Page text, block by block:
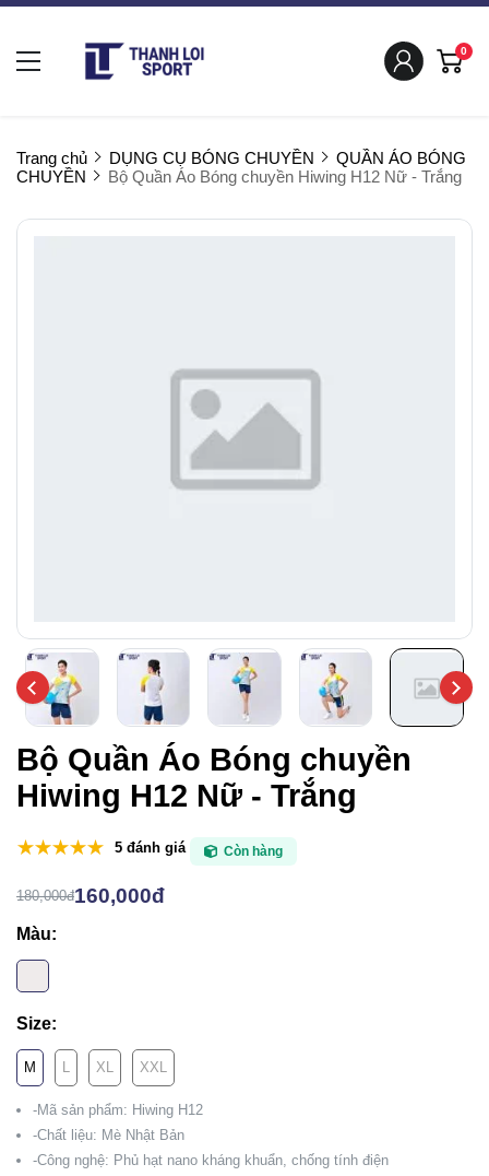
0
Trang chủ DỤNG CỤ BÓNG CHUYỀN
QUẦN ÁO BÓNG
CHUYỀN
Bộ Quần Áo Bóng chuyền Hiwing H12 Nữ - Trắng
Bộ Quần Áo Bóng chuyền
Hiwing H12 Nữ - Trắng
5 đánh giá Còn hàng
180,000đ160,000đ
Màu:
Size:
M L XL XXL
-Mã sản phẩm: Hiwing H12
-Chất liệu: Mè Nhật Bản
-Công nghệ: Phủ hạt nano kháng khuẩn, chống tính điện